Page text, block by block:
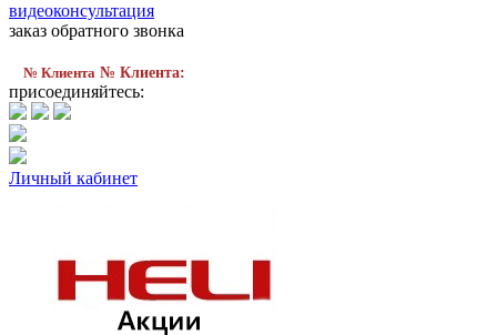
видеоконсультация
заказ обратного звонка
№ Клиента № Клиента:
присоединяйтесь:
Личный кабинет